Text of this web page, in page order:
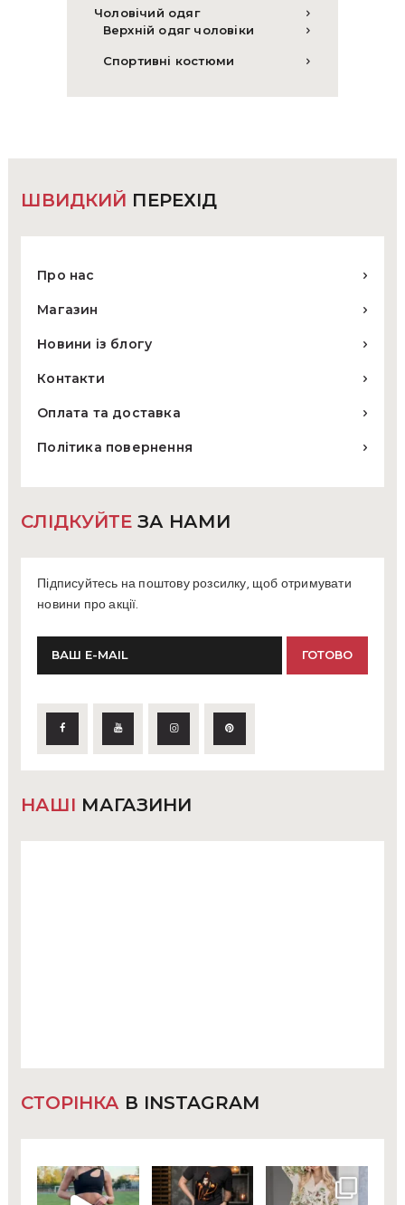
Чоловічий одяг
Верхній одяг чоловіки
Спортивні костюми
ШВИДКИЙ ПЕРЕХІД
Про нас
Магазин
Новини із блогу
Контакти
Оплата та доставка
Політика повернення
СЛІДКУЙТЕ ЗА НАМИ
Підписуйтесь на поштову розсилку, щоб отримувати
новини про акції.
НАШІ МАГАЗИНИ
СТОРІНКА В INSTAGRAM